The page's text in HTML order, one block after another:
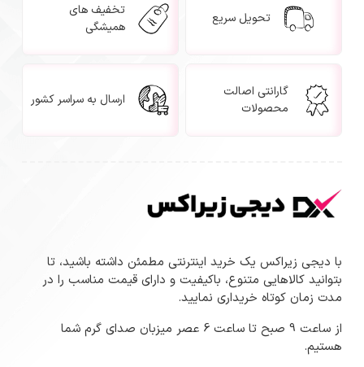
تحویل سریع
تخفیف های
همیشگی
گارانتی اصالت
محصولات
ارسال به سراسر کشور
با دیجی زیراکس یک خرید اینترنتی مطمئن داشته باشید، تا
بتوانید کالاهایی متنوع، باکیفیت و دارای قیمت مناسب را در
مدت زمان کوتاه خریداری نمایید.
از ساعت 9 صبح تا ساعت 6 عصر میزبان صدای گرم شما
هستیم.